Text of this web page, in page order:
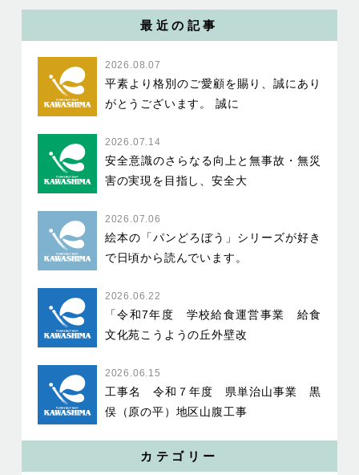
最近の記事
2026.08.07
平素より格別のご愛顧を賜り、誠にあり
がとうございます。 誠に
2026.07.14
安全意識のさらなる向上と無事故・無災
害の実現を目指し、安全大
2026.07.06
絵本の「パンどろぼう」シリーズが好き
で日頃から読んでいます。
2026.06.22
「令和7年度 学校給食運営事業 給食
文化苑こうようの丘外壁改
2026.06.15
工事名 令和７年度 県単治山事業 黒
俣（原の平）地区山腹工事
カテゴリー